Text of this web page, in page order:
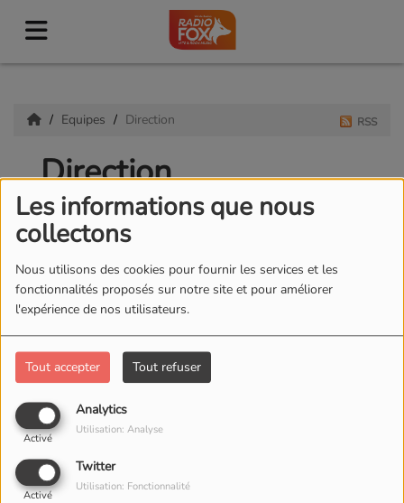
Les informations que nous
collectons
Nous utilisons des cookies pour fournir les services et les
fonctionnalités proposés sur notre site et pour améliorer
l'expérience de nos utilisateurs.
Tout accepter Tout refuser
Analytics
Activé
Utilisation: Analyse
Twitter
Activé
Utilisation: Fonctionnalité
Equipes Direction
Direction
RSS
Benjamin